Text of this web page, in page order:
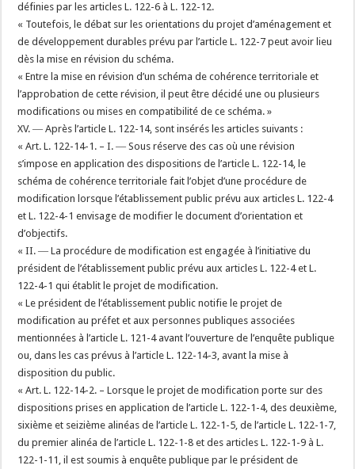
définies par les articles L. 122-6 à L. 122-12.
« Toutefois, le débat sur les orientations du projet d’aménagement et
de développement durables prévu par l’article L. 122-7 peut avoir lieu
dès la mise en révision du schéma.
« Entre la mise en révision d’un schéma de cohérence territoriale et
l’approbation de cette révision, il peut être décidé une ou plusieurs
modifications ou mises en compatibilité de ce schéma. »
XV. ― Après l’article L. 122-14, sont insérés les articles suivants :
« Art. L. 122-14-1. – I. ― Sous réserve des cas où une révision
s’impose en application des dispositions de l’article L. 122-14, le
schéma de cohérence territoriale fait l’objet d’une procédure de
modification lorsque l’établissement public prévu aux articles L. 122-4
et L. 122-4-1 envisage de modifier le document d’orientation et
d’objectifs.
« II. ― La procédure de modification est engagée à l’initiative du
président de l’établissement public prévu aux articles L. 122-4 et L.
122-4-1 qui établit le projet de modification.
« Le président de l’établissement public notifie le projet de
modification au préfet et aux personnes publiques associées
mentionnées à l’article L. 121-4 avant l’ouverture de l’enquête publique
ou, dans les cas prévus à l’article L. 122-14-3, avant la mise à
disposition du public.
« Art. L. 122-14-2. – Lorsque le projet de modification porte sur des
dispositions prises en application de l’article L. 122-1-4, des deuxième,
sixième et seizième alinéas de l’article L. 122-1-5, de l’article L. 122-1-7,
du premier alinéa de l’article L. 122-1-8 et des articles L. 122-1-9 à L.
122-1-11, il est soumis à enquête publique par le président de